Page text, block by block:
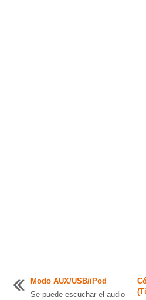
Modo AUX/USB/iPod
Se puede escuchar el audio